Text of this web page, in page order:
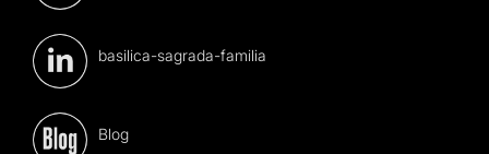
basilica-sagrada-familia
Blog